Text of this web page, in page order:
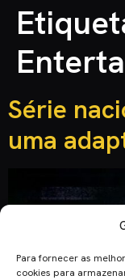
Para fornecer as
cookies para
Série
uma